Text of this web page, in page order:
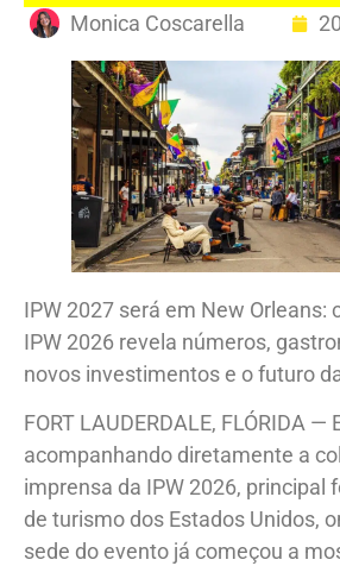
Monica Coscarella
IPW 2027 será em New Orleans:
IPW 2026 revela números,
novos investimentos e o futuro
FORT LAUDERDALE, FLÓRIDA —
acompanhando diretamente a
imprensa da IPW 2026, principal
de turismo dos Estados Unidos,
sede do evento já começou a